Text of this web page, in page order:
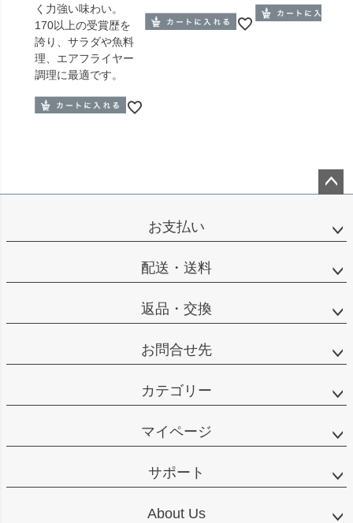
く力強い味わい。
170以上の受賞歴を
誇り、サラダや魚料
理、エアフライヤー
調理に最適です。
ップ
お支払い
配送・送料
返品・交換
お問合せ先
カテゴリー
マイページ
サポート
About Us